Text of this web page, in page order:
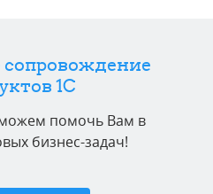
сопровождение
1C
помочь Вам в
бизнес-задач!